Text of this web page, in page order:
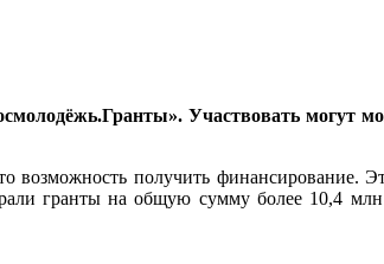
Участвовать могут
возможность получить финансирование.
гранты на общую сумму более 10,4